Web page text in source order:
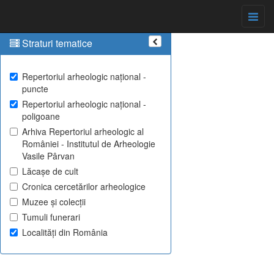
Straturi tematice
Repertoriul arheologic național -
puncte
Repertoriul arheologic național -
poligoane
Arhiva Repertoriul arheologic al
României - Institutul de Arheologie
Vasile Pârvan
Lăcașe de cult
Cronica cercetărilor arheologice
Muzee și colecții
Tumuli funerari
Localități din România